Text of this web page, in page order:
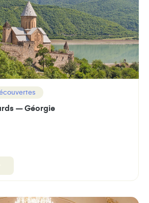
– Géorgie